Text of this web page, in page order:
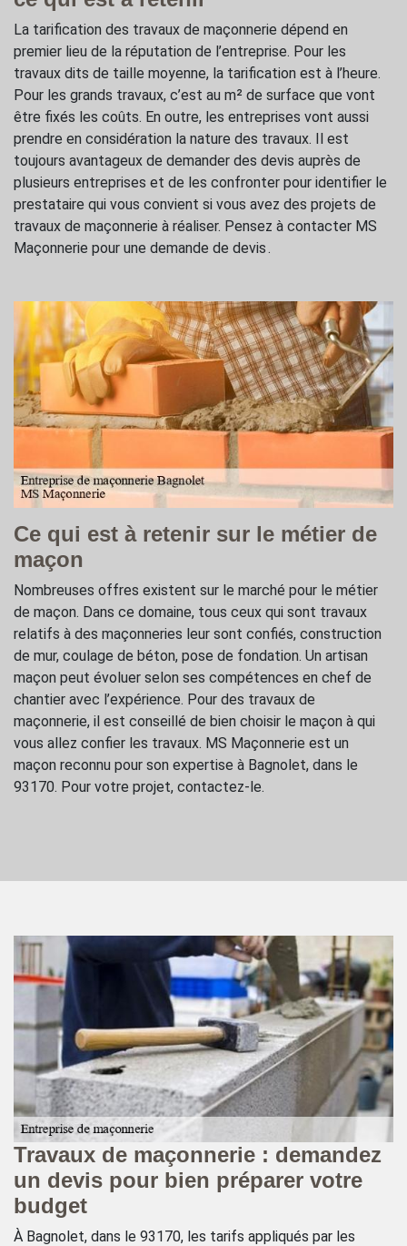
La tarification des travaux de maçonnerie dépend en
premier lieu de la réputation de l’entreprise. Pour les
travaux dits de taille moyenne, la tarification est à l’heure.
Pour les grands travaux, c’est au m² de surface que vont
être fixés les coûts. En outre, les entreprises vont aussi
prendre en considération la nature des travaux. Il est
toujours avantageux de demander des devis auprès de
plusieurs entreprises et de les confronter pour identifier le
prestataire qui vous convient si vous avez des projets de
travaux de maçonnerie à réaliser. Pensez à contacter MS
Maçonnerie pour une demande de devis .
Ce qui est à retenir sur le métier de
maçon
Nombreuses offres existent sur le marché pour le métier
de maçon. Dans ce domaine, tous ceux qui sont travaux
relatifs à des maçonneries leur sont confiés, construction
de mur, coulage de béton, pose de fondation. Un artisan
maçon peut évoluer selon ses compétences en chef de
chantier avec l’expérience. Pour des travaux de
maçonnerie, il est conseillé de bien choisir le maçon à qui
vous allez confier les travaux. MS Maçonnerie est un
maçon reconnu pour son expertise à Bagnolet, dans le
93170. Pour votre projet, contactez-le.
Travaux de maçonnerie : demandez
un devis pour bien préparer votre
budget
À Bagnolet, dans le 93170, les tarifs appliqués par les